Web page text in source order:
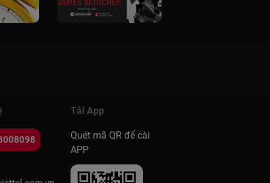
Tải App
Quét mã QR để cài
APP